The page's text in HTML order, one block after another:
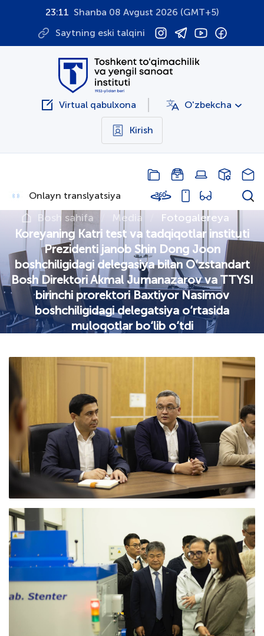
23:11 Shanba 08 Avgust 2026 (GMT+5)
Saytning eski talqini
Virtual qabulxona O'zbekcha
Kirish
Onlayn translyatsiya
Bosh sahifa Media Fotogalereya
Koreyaning Katri test va tadqiqotlar instituti
Prezidenti janob Shin Dong Joon
boshchiligidagi delegasiya bilan O‘zstandart
Bosh Direktori Akmal Jumanazarov va TTYSI
birinchi prorektori Baxtiyor Nasimov
boshchiligidagi delegatsiya o‘rtasida
muloqotlar bo‘lib o‘tdi